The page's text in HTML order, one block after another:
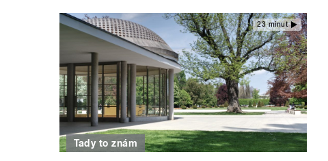
23 minut
Tady to znám